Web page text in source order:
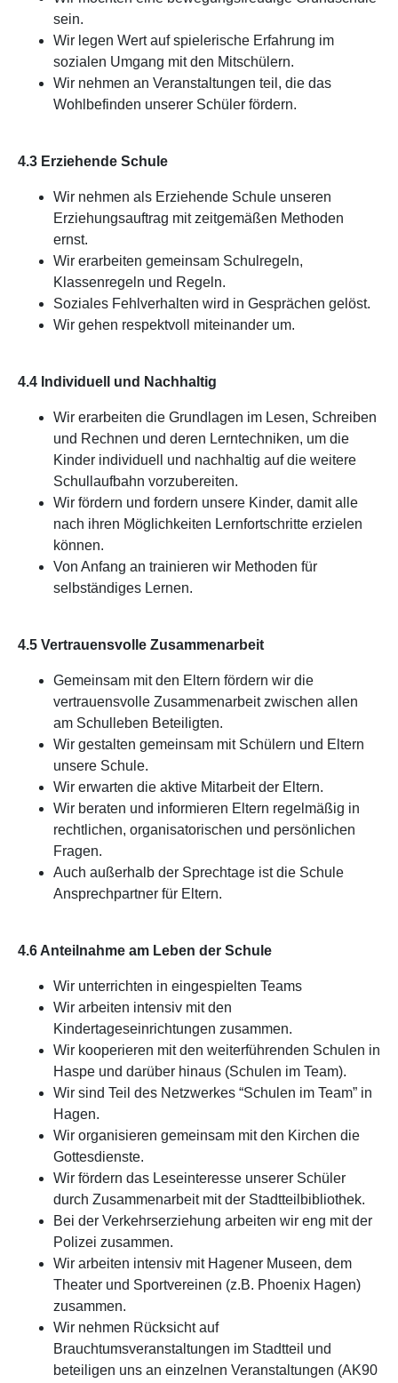
sein.
Wir legen Wert auf spielerische Erfahrung im
sozialen Umgang mit den Mitschülern.
Wir nehmen an Veranstaltungen teil, die das
Wohlbefinden unserer Schüler fördern.
4.3 Erziehende Schule
Wir nehmen als Erziehende Schule unseren
Erziehungsauftrag mit zeitgemäßen Methoden
ernst.
Wir erarbeiten gemeinsam Schulregeln,
Klassenregeln und Regeln.
Soziales Fehlverhalten wird in Gesprächen gelöst.
Wir gehen respektvoll miteinander um.
4.4 Individuell und Nachhaltig
Wir erarbeiten die Grundlagen im Lesen, Schreiben
und Rechnen und deren Lerntechniken, um die
Kinder individuell und nachhaltig auf die weitere
Schullaufbahn vorzubereiten.
Wir fördern und fordern unsere Kinder, damit alle
nach ihren Möglichkeiten Lernfortschritte erzielen
können.
Von Anfang an trainieren wir Methoden für
selbständiges Lernen.
4.5 Vertrauensvolle Zusammenarbeit
Gemeinsam mit den Eltern fördern wir die
vertrauensvolle Zusammenarbeit zwischen allen
am Schulleben Beteiligten.
Wir gestalten gemeinsam mit Schülern und Eltern
unsere Schule.
Wir erwarten die aktive Mitarbeit der Eltern.
Wir beraten und informieren Eltern regelmäßig in
rechtlichen, organisatorischen und persönlichen
Fragen.
Auch außerhalb der Sprechtage ist die Schule
Ansprechpartner für Eltern.
4.6 Anteilnahme am Leben der Schule
Wir unterrichten in eingespielten Teams
Wir arbeiten intensiv mit den
Kindertageseinrichtungen zusammen.
Wir kooperieren mit den weiterführenden Schulen in
Haspe und darüber hinaus (Schulen im Team).
Wir sind Teil des Netzwerkes “Schulen im Team” in
Hagen.
Wir organisieren gemeinsam mit den Kirchen die
Gottesdienste.
Wir fördern das Leseinteresse unserer Schüler
durch Zusammenarbeit mit der Stadtteilbibliothek.
Bei der Verkehrserziehung arbeiten wir eng mit der
Polizei zusammen.
Wir arbeiten intensiv mit Hagener Museen, dem
Theater und Sportvereinen (z.B. Phoenix Hagen)
zusammen.
Wir nehmen Rücksicht auf
Brauchtumsveranstaltungen im Stadtteil und
beteiligen uns an einzelnen Veranstaltungen (AK90